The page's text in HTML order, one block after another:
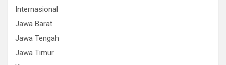
Internasional
Jawa Barat
Jawa Tengah
Jawa Timur